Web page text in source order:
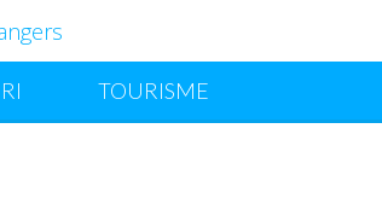
TOURISME